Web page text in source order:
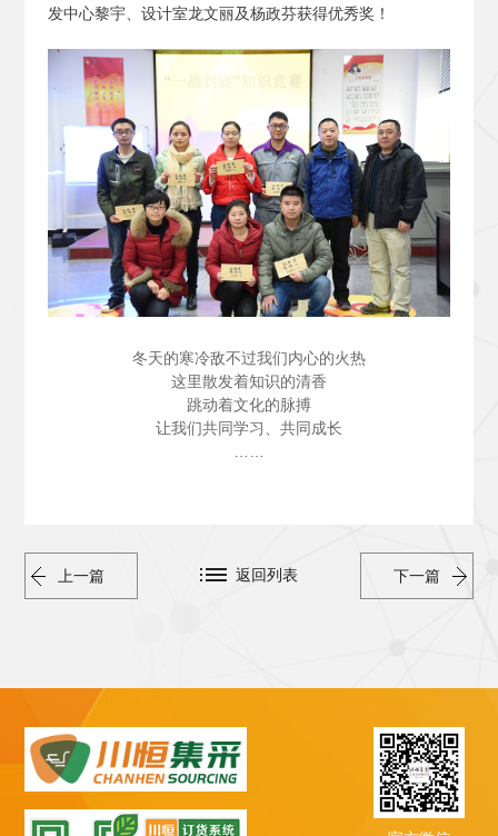
发中心黎宇、设计室龙文丽及杨政芬获得优秀奖！
冬天的寒冷敌不过我们内心的火热
这里散发着知识的清香
跳动着文化的脉搏
让我们共同学习、共同成长
上一篇 下一篇
返回列表